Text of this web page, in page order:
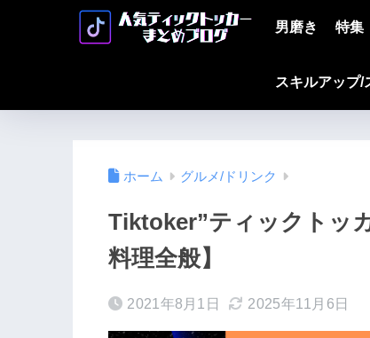
男磨き 特集
スキルアップ/
ホーム グルメ/ドリンク
Tiktoker”ティックトッ
料理全般】
2021年8月1日 2025年11月6日